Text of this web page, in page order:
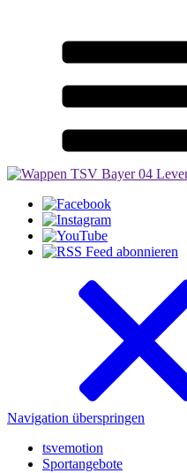
Navigation überspringen
tsvemotion
Sportangebote